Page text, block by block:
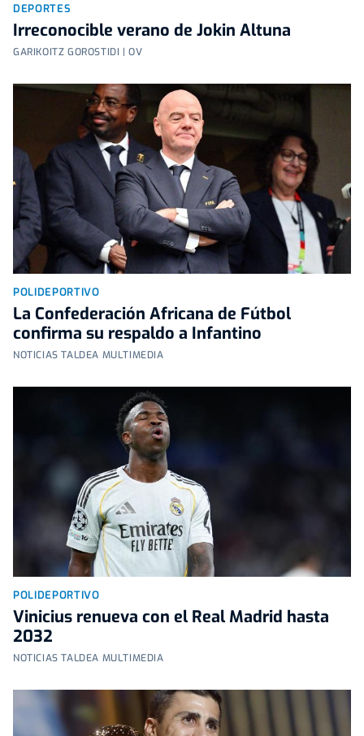
DEPORTES
Irreconocible verano de Jokin Altuna
GARIKOITZ GOROSTIDI | OV
POLIDEPORTIVO
La Confederación Africana de Fútbol
confirma su respaldo a Infantino
NOTICIAS TALDEA MULTIMEDIA
POLIDEPORTIVO
Vinicius renueva con el Real Madrid hasta
2032
NOTICIAS TALDEA MULTIMEDIA